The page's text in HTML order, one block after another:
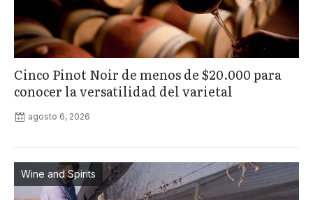
Cinco Pinot Noir de menos de $20.000 para
conocer la versatilidad del varietal
agosto 6, 2026
Wine and Spirits